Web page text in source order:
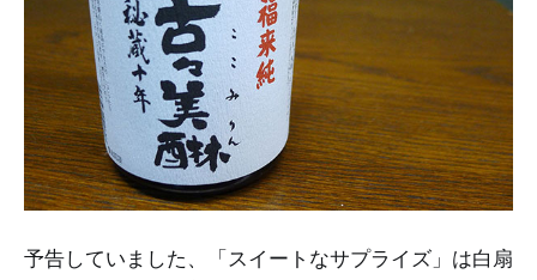
予告していました、「スイートなサプライズ」は白扇